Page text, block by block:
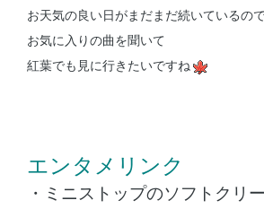
お天気の良い日がまだまだ続いているので
お気に入りの曲を聞いて
紅葉でも見に行きたいですね
エンタメリンク
・ミニストップのソフトクリ